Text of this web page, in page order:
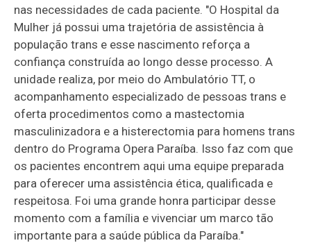
nas necessidades de cada paciente. "O Hospital da
Mulher já possui uma trajetória de assistência à
população trans e esse nascimento reforça a
confiança construída ao longo desse processo. A
unidade realiza, por meio do Ambulatório TT, o
acompanhamento especializado de pessoas trans e
oferta procedimentos como a mastectomia
masculinizadora e a histerectomia para homens trans
dentro do Programa Opera Paraíba. Isso faz com que
os pacientes encontrem aqui uma equipe preparada
para oferecer uma assistência ética, qualificada e
respeitosa. Foi uma grande honra participar desse
momento com a família e vivenciar um marco tão
importante para a saúde pública da Paraíba."